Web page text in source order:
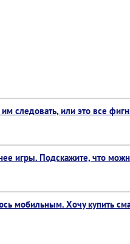
следовать, или это все
игры. Подскажите, что
мобильным. Хочу купить